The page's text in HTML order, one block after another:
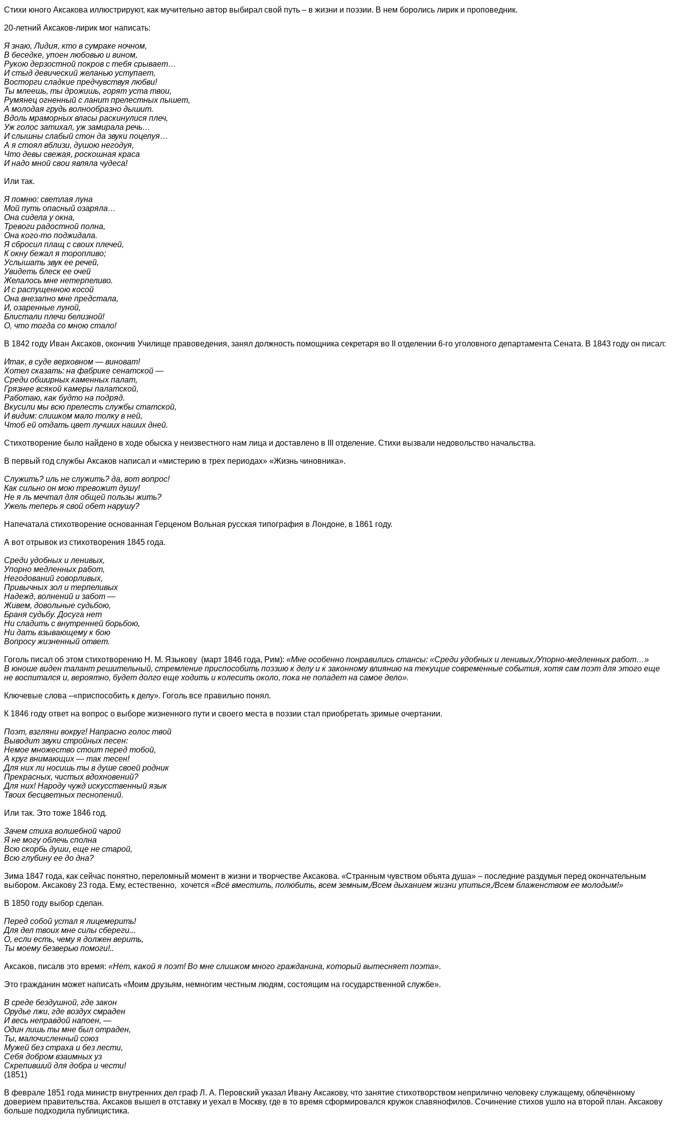
Стихи юного Аксакова иллюстрируют, как мучительно автор выбирал свой путь – в жизни и поэзии. В нем боролись лирик и проповедник.
20-летний Аксаков-лирик мог написать:
Я знаю, Лидия, кто в сумраке ночном,
В беседке, упоен любовью и вином,
Рукою дерзостной покров с тебя срывает…
И стыд девический желанью уступает,
Восторги сладкие предчувствуя любви!
Ты млеешь, ты дрожишь, горят уста твои,
Румянец огненный с ланит прелестных пышет,
А молодая грудь волнообразно дышит.
Вдоль мраморных власы раскинулися плеч,
Уж голос затихал, уж замирала речь…
И слышны слабый стон да звуки поцелуя…
А я стоял вблизи, душою негодуя,
Что девы свежая, роскошная краса
И надо мной свои являла чудеса!
Или так.
Я помню: светлая луна
Мой путь опасный озаряла…
Она сидела у окна,
Тревоги радостной полна,
Она кого-то поджидала.
Я сбросил плащ с своих плечей,
К окну бежал я торопливо;
Услышать звук ее речей,
Увидеть блеск ее очей
Желалось мне нетерпеливо.
И с распущенною косой
Она внезапно мне предстала,
И, озаренные луной,
Блистали плечи белизной!
О, что тогда со мною стало!
В 1842 году Иван Аксаков, окончив Училище правоведения, занял должность помощника секретаря во II отделении 6-го уголовного департамента Сената. В 1843 году он писал:
Итак, в суде верховном — виноват!
Хотел сказать: на фабрике сенатской —
Среди обширных каменных палат,
Грязнее всякой камеры палатской,
Работаю, как будто на подряд.
Вкусили мы всю прелесть службы статской,
И видим: слишком мало толку в ней,
Чтоб ей отдать цвет лучших наших дней.
Стихотворение было найдено в ходе обыска у неизвестного нам лица и доставлено в III отделение. Стихи вызвали недовольство начальства.
В первый год службы Аксаков написал и «мистерию в трех периодах» «Жизнь чиновника».
Служить? иль не служить? да, вот вопрос!
Как сильно он мою тревожит душу!
Не я ль мечтал для общей пользы жить?
Ужель теперь я свой обет нарушу?
Напечатала стихотворение основанная Герценом Вольная русская типография в Лондоне, в 1861 году.
А вот отрывок из стихотворения 1845 года.
Среди удобных и ленивых,
Упорно медленных работ,
Негодований говорливых,
Привычных зол и терпеливых
Надежд, волнений и забот —
Живем, довольные судьбою,
Браня судьбу. Досуга нет
Ни сладить с внутренней борьбою,
Ни дать взывающему к бою
Вопросу жизненный ответ.
Гоголь писал об этом стихотворению H. M. Языкову (март 1846 года, Рим): «Мне особенно понравились стансы: «Среди удобных и ленивых,/Упорно-медленных работ…»
В юноше виден талант решительный, стремление приспособить поэзию к делу и к законному влиянию на текущие современные события, хотя сам поэт для этого еще
не воспитался и, вероятно, будет долго еще ходить и колесить около, пока не попадет на самое дело».
Ключевые слова –«приспособить к делу». Гоголь все правильно понял.
К 1846 году ответ на вопрос о выборе жизненного пути и своего места в поэзии стал приобретать зримые очертании.
Поэт, взгляни вокруг! Напрасно голос твой
Выводит звуки стройных песен:
Немое множество стоит перед тобой,
А круг внимающих — так тесен!
Для них ли носишь ты в душе своей родник
Прекрасных, чистых вдохновений?
Для них! Народу чужд искусственный язык
Твоих бесцветных песнопений.
Или так. Это тоже 1846 год.
Зачем стиха волшебной чарой
Я не могу облечь сполна
Всю скорбь души, еще не старой,
Всю глубину ее до дна?
Зима 1847 года, как сейчас понятно, переломный момент в жизни и творчестве Аксакова. «Странным чувством объята душа» – последние раздумья перед окончательным
выбором. Аксакову 23 года. Ему, естественно, хочется «Всё вместить, полюбить, всем земным,/Всем дыханием жизни упиться,/Всем блаженством ее молодым!»
В 1850 году выбор сделан.
Перед собой устал я лицемерить!
Для дел твоих мне силы сбереги...
О, если есть, чему я должен верить,
Ты моему безверью помоги!..
Аксаков, писалв это время: «Нет, какой я поэт! Во мне слишком много гражданина, который вытесняет поэта».
Это гражданин может написать «Моим друзьям, немногим честным людям, состоящим на государственной службе».
В среде бездушной, где закон
Орудье лжи, где воздух смраден
И весь неправдой напоен, —
Один лишь ты мне был отраден,
Ты, малочисленный союз
Мужей без страха и без лести,
Себя добром взаимных уз
Скрепивший для добра и чести!
(1851)
В феврале 1851 года министр внутренних дел граф Л. А. Перовский указал Ивану Аксакову, что занятие стихотворством неприлично человеку служащему, облечённому
доверием правительства. Аксаков вышел в отставку и уехал в Москву, где в то время сформировался кружок славянофилов. Сочинение стихов ушло на второй план. Аксакову
больше подходила публицистика.